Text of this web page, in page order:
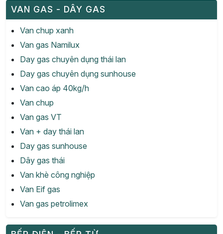
VAN GAS - DÂY GAS
Van chup xanh
Van gas Namilux
Day gas chuyên dụng thái lan
Day gas chuyên dụng sunhouse
Van cao áp 40kg/h
Van chup
Van gas VT
Van + day thái lan
Day gas sunhouse
Dây gas thái
Van khè công nghiệp
Van Eif gas
Van gas petrolimex